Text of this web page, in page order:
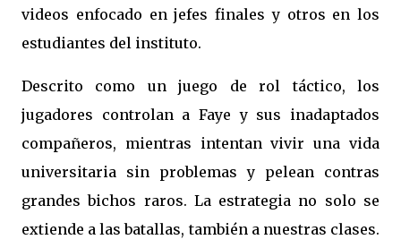
videos enfocado en jefes finales y otros en los
estudiantes del instituto.
Descrito como un juego de rol táctico, los
jugadores controlan a Faye y sus inadaptados
compañeros, mientras intentan vivir una vida
universitaria sin problemas y pelean contras
grandes bichos raros. La estrategia no solo se
extiende a las batallas, también a nuestras clases.